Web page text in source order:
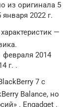
из оригинала 5
2022 г.
—
февраля 2014
г. .
7 с
Balance, но
. Engadget .